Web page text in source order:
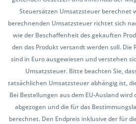
Steuersätzen Umsatzsteuer berechnet
berechnenden Umsatzsteuer richtet sich
wie der Beschaffenheit des gekauften
den das Produkt versandt werden soll. Die
sind in Euro ausgewiesen und verstehen
Umsatzsteuer. Bitte beachten Sie,
tatsächlichen Umsatzsteuer abhängig ist,
Bei Bestellungen aus dem EU-Ausland
abgezogen und die für das
berechnet. Den Endpreis inklusive der für